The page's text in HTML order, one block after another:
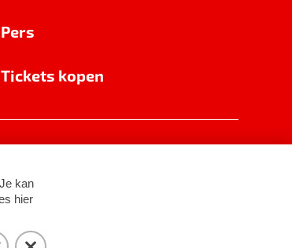
Pers
Tickets kopen